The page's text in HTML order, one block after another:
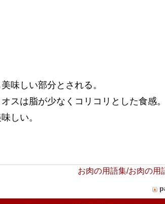
味しい部分とされる。
スは脂が少なくコリコリとした食感。
しい。
お肉の用語集/お肉の用